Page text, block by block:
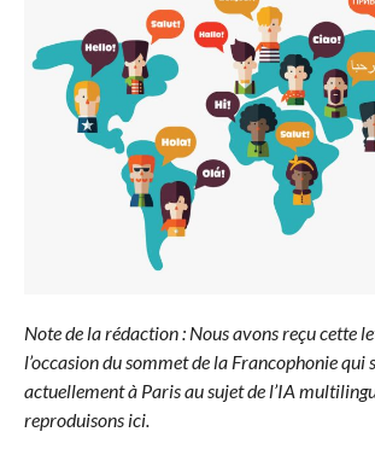
Note de la rédaction : Nous avons reçu cette
l’occasion du sommet de la Francophonie qui
actuellement à Paris au sujet de l’IA
reproduisons ici.